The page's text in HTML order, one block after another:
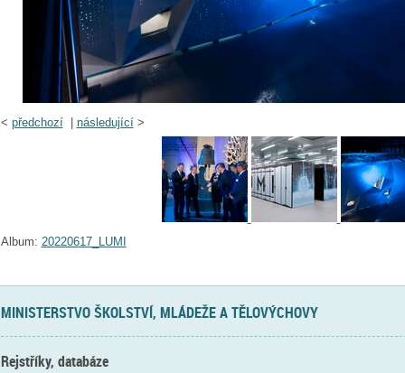
< předchozí| následující>
Album: 20220617_LUMI
MINISTERSTVO ŠKOLSTVÍ, MLÁDEŽE A TĚLOVÝCHOVY
Rejstříky, databáze